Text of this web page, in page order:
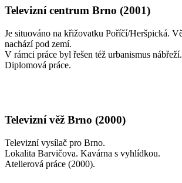
Televizní centrum Brno (2001)
Je situováno na křižovatku Poříčí/Heršpická.
nachází pod zemí.
V rámci práce byl řešen též urbanismus nábřeží.
Diplomová práce.
Televizní věž Brno (2000)
Televizní vysílač pro Brno.
Lokalita Barvičova. Kavárna s vyhlídkou.
Atelierová práce (2000).